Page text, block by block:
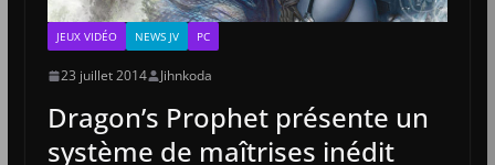
JEUX VIDÉO NEWS JV PC
23 juillet 2014 Jihnkoda
Dragon’s Prophet présente un
système de maîtrises inédit